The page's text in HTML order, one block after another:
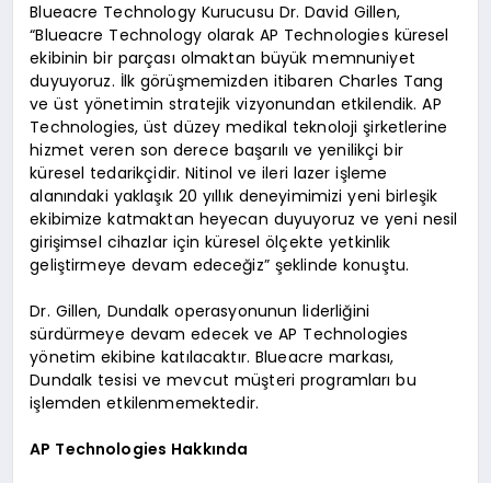
Blueacre Technology Kurucusu Dr. David Gillen,
“Blueacre Technology olarak AP Technologies küresel
ekibinin bir parçası olmaktan büyük memnuniyet
duyuyoruz. İlk görüşmemizden itibaren Charles Tang
ve üst yönetimin stratejik vizyonundan etkilendik. AP
Technologies, üst düzey medikal teknoloji şirketlerine
hizmet veren son derece başarılı ve yenilikçi bir
küresel tedarikçidir. Nitinol ve ileri lazer işleme
alanındaki yaklaşık 20 yıllık deneyimimizi yeni birleşik
ekibimize katmaktan heyecan duyuyoruz ve yeni nesil
girişimsel cihazlar için küresel ölçekte yetkinlik
geliştirmeye devam edeceğiz” şeklinde konuştu.
Dr. Gillen, Dundalk operasyonunun liderliğini
sürdürmeye devam edecek ve AP Technologies
yönetim ekibine katılacaktır. Blueacre markası,
Dundalk tesisi ve mevcut müşteri programları bu
işlemden etkilenmemektedir.
AP Technologies Hakkında